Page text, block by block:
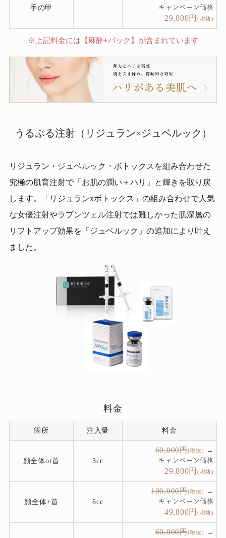
手の甲 キャンペーン価格
29,800円(税抜)
※上記料金には【麻酔+パック】が含まれています
うるぷる注射（リジュラン×ジュベルック）
リジュラン・ジュベルック・ボトックスを組み合わせた
究極の肌育注射で「お肌の潤い＋ハリ」と輝きを取り戻
します。「リジュランxボトックス」の組み合わせで⼈気
な⼥優注射やラプンツェル注射では難しかった肌深層の
リフトアップ効果を「ジュベルック」の追加により叶え
ました。
料金
箇所 注⼊量 料金
顔全体or⾸ 3cc
60,000円(税抜) →
キャンペーン価格
29,800円(税抜)
顔全体+⾸ 6cc
100,000円(税抜) →
キャンペーン価格
49,800円(税抜)
60,000円(税抜) →